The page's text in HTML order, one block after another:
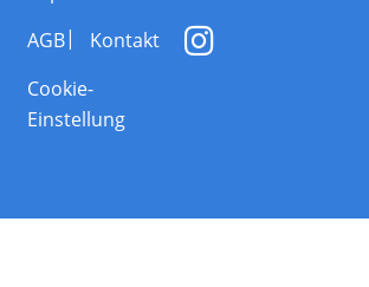
AGB
Kontakt
Cookie-
Einstellung